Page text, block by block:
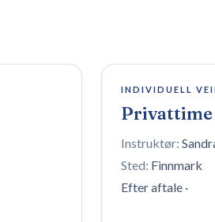
8 plasser igjen
INDIVIDUELL
Privattime
Instruktør:
Sted: Finnmark
Efter aftale ·